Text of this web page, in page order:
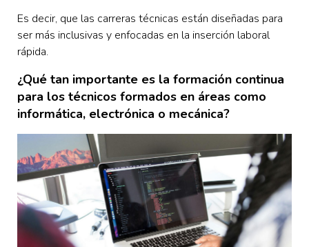
Es decir, que las carreras técnicas están diseñadas para
ser más inclusivas y enfocadas en la inserción laboral
rápida.
¿Qué tan importante es la formación continua
para los técnicos formados en áreas como
informática, electrónica o mecánica?